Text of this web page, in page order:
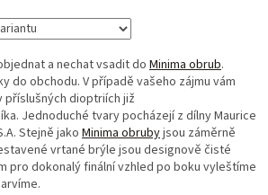
a nechat vsadit do Minima obrub.
do obchodu. V případě vašeho zájmu vám
dioptriích již
Jednoduché tvary pocházejí z dílny Maurice
Stejně jako Minima obrubyjsou záměrně
vrtané brýle jsou designově čisté
pro dokonalý finální vzhled po boku vyleštíme